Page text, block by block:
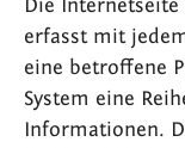
Die Internetseite
erfasst mit
eine betroffene
System eine
Informationen.